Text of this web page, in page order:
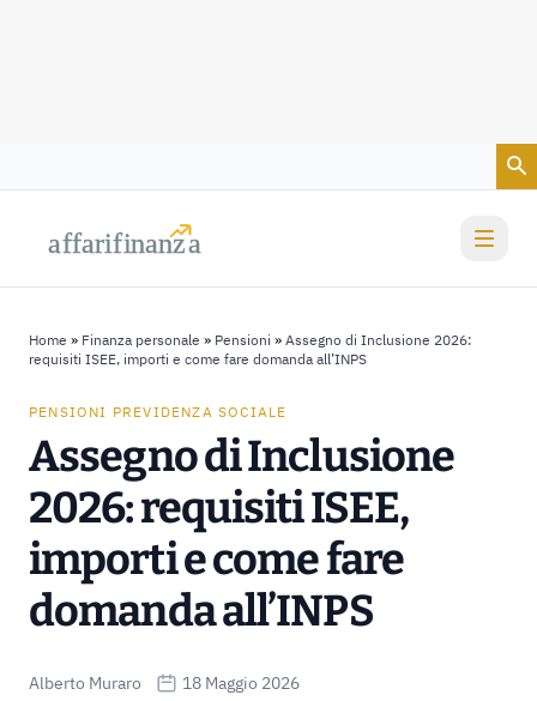
affarifinanza
affarifinanza
Home » Finanza personale » Pensioni » Assegno di Inclusione 2026:
requisiti ISEE, importi e come fare domanda all’INPS
PENSIONI PREVIDENZA SOCIALE
Assegno di Inclusione
2026: requisiti ISEE,
importi e come fare
domanda all’INPS
Alberto Muraro 18 Maggio 2026